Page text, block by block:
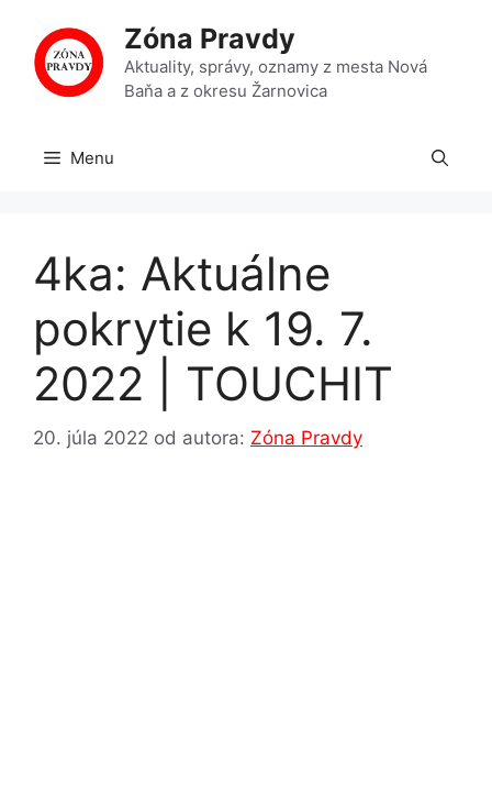
obsah
Zóna Pravdy
Aktuality, správy, oznamy z mesta Nová
Baňa a z okresu Žarnovica
Menu
4ka: Aktuálne
pokrytie k 19. 7.
2022 | TOUCHIT
20. júla 2022 od autora: Zóna Pravdy